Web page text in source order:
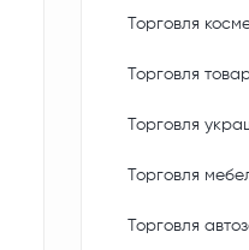
Торговля
Торговля
Торговля
Торговля
Торговля